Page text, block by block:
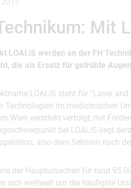
Mit
LOALiS werden an der FH
die als Ersatz für getrübte
LOALiS steht für “Laser
Technologien im medizinischen
Wien verstärkt verfolgt, mit
bei LOALiS liegt
also dem Sehsinn nach
der Hauptursachen für rund
sich weltweit um die häufigste